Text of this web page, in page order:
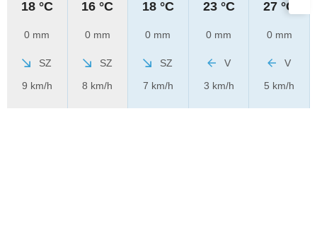
18 °C
0 mm
SZ
9 km/h
16 °C
0 mm
SZ
8 km/h
18 °C
0 mm
SZ
7 km/h
23 °C
0 mm
V
3 km/h
27 °C
0 mm
V
5 km/h